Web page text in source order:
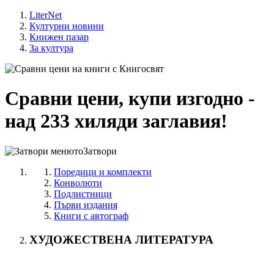
LiterNet
Културни новини
Книжен пазар
За култура
Сравни цени, купи изгодно -
над 233 хиляди заглавия!
Затвори
Поредици и комплекти
Конволюти
Подлистници
Първи издания
Книги с автограф
ХУДОЖЕСТВЕНА ЛИТЕРАТУРА